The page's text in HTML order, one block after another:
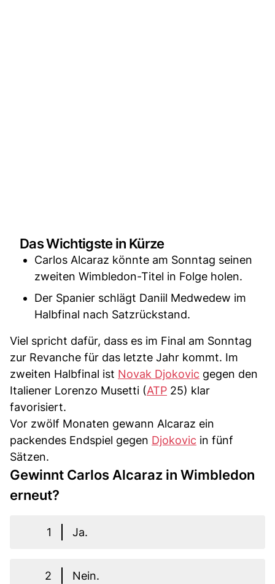
Das Wichtigste in Kürze
Carlos Alcaraz könnte am Sonntag seinen
zweiten Wimbledon-Titel in Folge holen.
Der Spanier schlägt Daniil Medwedew im
Halbfinal nach Satzrückstand.
Viel spricht dafür, dass es im Final am Sonntag
zur Revanche für das letzte Jahr kommt. Im
zweiten Halbfinal ist Novak Djokovic gegen den
Italiener Lorenzo Musetti (ATP 25) klar
favorisiert.
Vor zwölf Monaten gewann Alcaraz ein
packendes Endspiel gegen Djokovic in fünf
Sätzen.
Gewinnt Carlos Alcaraz in Wimbledon
erneut?
1 Ja.
2
Nein.